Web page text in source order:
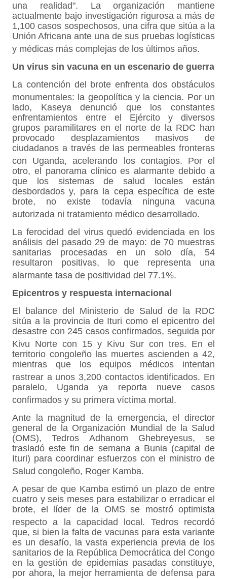
una realidad". La organización mantiene
actualmente bajo investigación rigurosa a más de
1,100 casos sospechosos, una cifra que sitúa a la
Unión Africana ante una de sus pruebas logísticas
y médicas más complejas de los últimos años.
Un virus sin vacuna en un escenario de guerra
La contención del brote enfrenta dos obstáculos
monumentales: la geopolítica y la ciencia. Por un
lado, Kaseya denunció que los constantes
enfrentamientos entre el Ejército y diversos
grupos paramilitares en el norte de la RDC han
provocado desplazamientos masivos de
ciudadanos a través de las permeables fronteras
con Uganda, acelerando los contagios. Por el
otro, el panorama clínico es alarmante debido a
que los sistemas de salud locales están
desbordados y, para la cepa específica de este
brote, no existe todavía ninguna vacuna
autorizada ni tratamiento médico desarrollado.
La ferocidad del virus quedó evidenciada en los
análisis del pasado 29 de mayo: de 70 muestras
sanitarias procesadas en un solo día, 54
resultaron positivas, lo que representa una
alarmante tasa de positividad del 77.1%.
Epicentros y respuesta internacional
El balance del Ministerio de Salud de la RDC
sitúa a la provincia de Ituri como el epicentro del
desastre con 245 casos confirmados, seguida por
Kivu Norte con 15 y Kivu Sur con tres. En el
territorio congoleño las muertes ascienden a 42,
mientras que los equipos médicos intentan
rastrear a unos 3,200 contactos identificados. En
paralelo, Uganda ya reporta nueve casos
confirmados y su primera víctima mortal .
Ante la magnitud de la emergencia, el director
general de la Organización Mundial de la Salud
(OMS), Tedros Adhanom Ghebreyesus, se
trasladó este fin de semana a Bunia (capital de
Ituri) para coordinar esfuerzos con el ministro de
Salud congoleño, Roger Kamba.
A pesar de que Kamba estimó un plazo de entre
cuatro y seis meses para estabilizar o erradicar el
brote, el líder de la OMS se mostró optimista
respecto a la capacidad local . Tedros recordó
que, si bien la falta de vacunas para esta variante
es un desafío, la vasta experiencia previa de los
sanitarios de la República Democrática del Congo
en la gestión de epidemias pasadas constituye,
por ahora, la mejor herramienta de defensa para